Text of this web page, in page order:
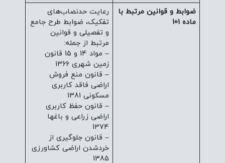
ضوابط و قوانین مرتبط با
ماده 101
رعایت حدنصاب‌های
تفکیک، ضوابط طرح جامع
و تفصیلی و قوانین
مرتبط از جمله:
– مواد 14 و 15 قانون
زمین شهری 1366
– قانون منع فروش
اراضی فاقد کاربری
مسکونی 1381
– قانون حفظ کاربری
اراضی زراعی و باغها
1374
– قانون جلوگیری از
خردشدن اراضی کشاورزی
1385